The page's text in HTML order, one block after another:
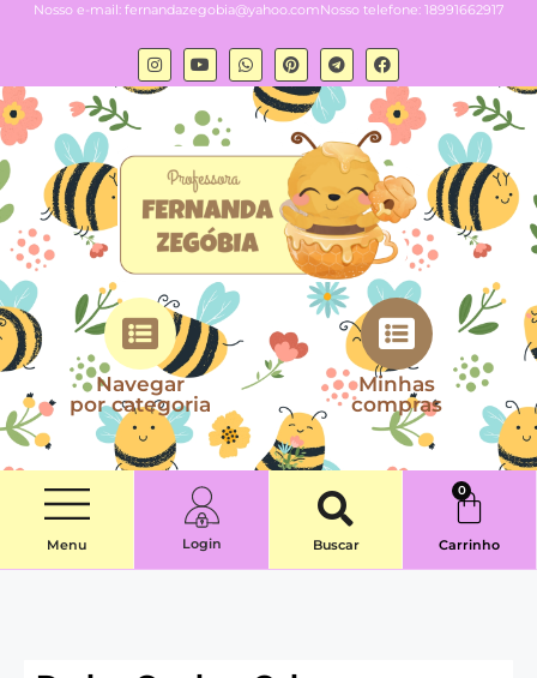
Nosso e-mail: fernandazegobia@yahoo.comNosso telefone: 18991662917
Navegar
por categoria
Minhas
compras
Menu Login Buscar
0
Carrinho